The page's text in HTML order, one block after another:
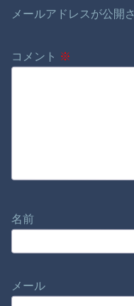
メールアドレスが公開
コメント ※
名前
メール